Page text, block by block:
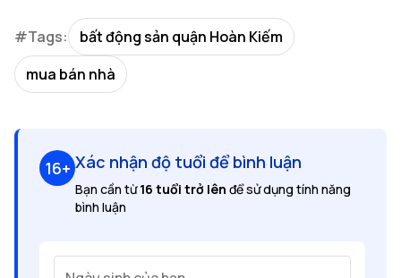
#Tags:
bất động sản quận Hoàn Kiếm
mua bán nhà
16+ Xác nhận độ tuổi để bình luận
Bạn cần từ16 tuổi trở lên để sử dụng tính năng
bình luận